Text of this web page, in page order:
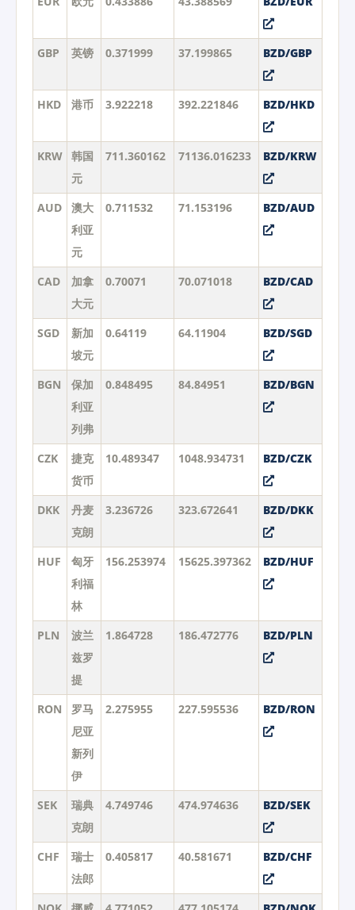
GBP 英镑 0.371999 37.199865 BZD/GBP
HKD 港币 3.922218 392.221846 BZD/HKD
KRW 韩国
元
711.360162 71136.016233 BZD/KRW
AUD
澳大
利亚
元
0.711532 71.153196 BZD/AUD
CAD
加拿
大元
0.70071 70.071018 BZD/CAD
SGD
新加
坡元
0.64119 64.11904 BZD/SGD
BGN
保加
利亚
列弗
0.848495 84.84951 BZD/BGN
CZK
捷克
货币
10.489347 1048.934731 BZD/CZK
DKK
丹麦
克朗
3.236726 323.672641 BZD/DKK
HUF
匈牙
利福
林
156.253974 15625.397362 BZD/HUF
PLN
波兰
兹罗
提
1.864728 186.472776 BZD/PLN
RON
罗马
尼亚
新列
伊
2.275955 227.595536 BZD/RON
SEK
瑞典
克朗
4.749746 474.974636 BZD/SEK
CHF
瑞士
法郎
0.405817 40.581671 BZD/CHF